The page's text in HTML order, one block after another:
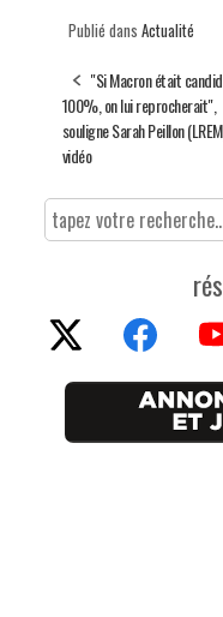
Publié dans Actualité
"Si Macron était
100%, on lui reprocherait",
souligne Sarah Peillon
vidéo